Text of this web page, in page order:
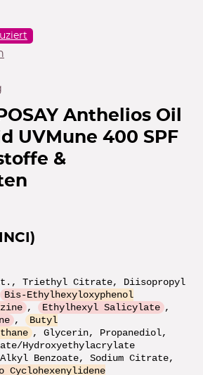
Marken
Marken
40€ Bestellwert
Anthelios Oil
UVMune 400 SPF
&
Triethyl Citrate, Diisopropyl
Bis-Ethylhexyloxyphenol
, Ethylhexyl Salicylate ,
, Butyl
, Glycerin, Propanediol,
Hydroxyethylacrylate
Alkyl Benzoate, Sodium Citrate,
Cyclohexenylidene